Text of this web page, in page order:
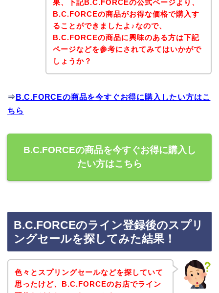
果、下記B.C.FORCEの公式ページより、
B.C.FORCEの商品がお得な価格で購入す
ることができましたよ♪なので、
B.C.FORCEの商品に興味のある方は下記
ページなどを参考にされてみてはいかがで
しょうか？
⇒ B.C.FORCEの商品を今すぐお得に購入したい方はこ
ちら
B.C.FORCEの商品を今すぐお得に購入し
たい方はこちら
B.C.FORCEのライン登録後のスプリ
ングセールを探してみた結果！
色々とスプリングセールなどを探していて
思ったけど、B.C.FORCEのお店でライン